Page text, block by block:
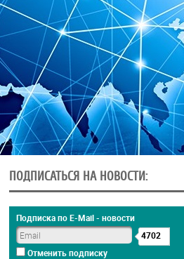
ПОДПИСАТЬСЯ НА НОВОСТИ:
Подписка по E-Mail - новости
4702
Отменить подписку